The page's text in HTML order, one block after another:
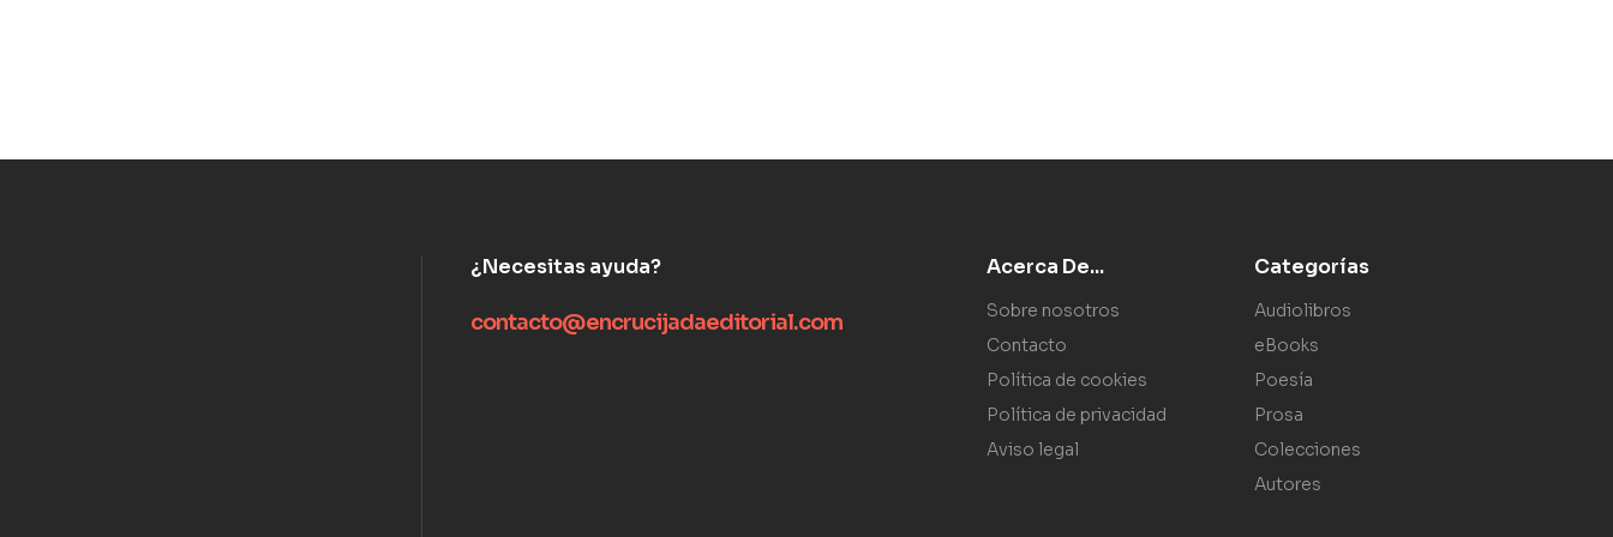
¿Necesitas ayuda?
contacto@encrucijadaeditorial.com
Acerca De...
Sobre nosotros
Contacto
Política de cookies
Política de privacidad
Aviso legal
Categorías
Audiolibros
eBooks
Poesía
Prosa
Colecciones
Autores